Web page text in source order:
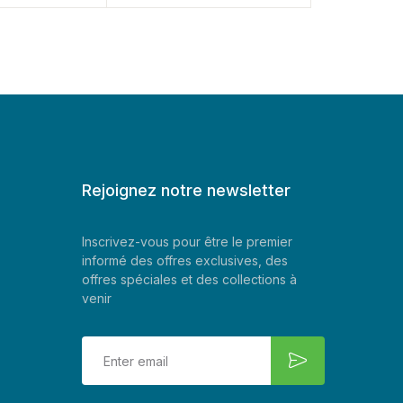
Rejoignez notre newsletter
Inscrivez-vous pour être le premier
informé des offres exclusives, des
offres spéciales et des collections à
venir